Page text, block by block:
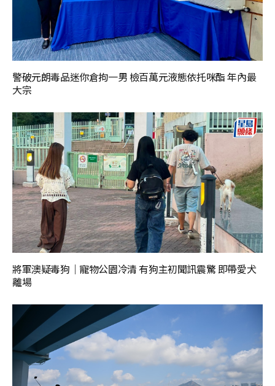
警破元朗毒品迷你倉拘一男 檢百萬元液態依托咪酯 年內最
大宗
將軍澳疑毒狗｜寵物公園冷清 有狗主初聞訊震驚 即帶愛犬
離場